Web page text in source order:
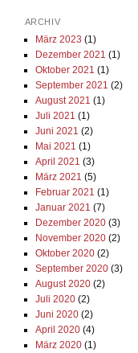
ARCHIV
März 2023 (1)
Dezember 2021 (1)
Oktober 2021 (1)
September 2021 (2)
August 2021 (1)
Juli 2021 (1)
Juni 2021 (2)
Mai 2021 (1)
April 2021 (3)
März 2021 (5)
Februar 2021 (1)
Januar 2021 (7)
Dezember 2020(3)
November 2020(2)
Oktober 2020(2)
September 2020(3)
August 2020(2)
Juli 2020(2)
Juni 2020(2)
April 2020(4)
März 2020(1)